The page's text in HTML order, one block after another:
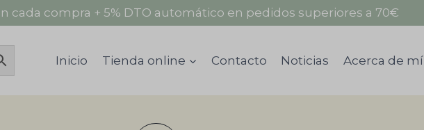
cada compra + 5% DTO automático en pedidos superiores a 70€
Inicio Tienda online Contacto Noticias Acerca de mí